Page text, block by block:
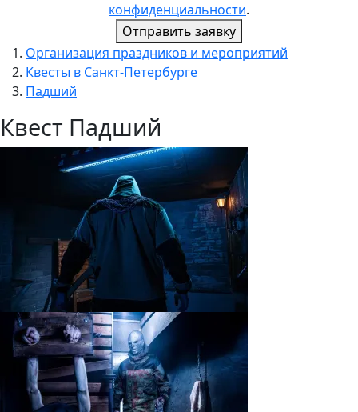
конфиденциальности.
Отправить заявку
Организация праздников и мероприятий
Квесты в Санкт-Петербурге
Падший
Квест Падший